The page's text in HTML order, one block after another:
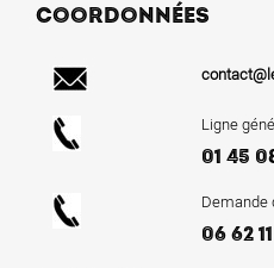
COORDONNÉES
Ligne
01 45
Demande
06 62